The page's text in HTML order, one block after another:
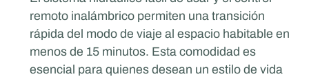
remoto inalámbrico permiten una transición
rápida del modo de viaje al espacio habitable en
menos de 15 minutos. Esta comodidad es
esencial para quienes desean un estilo de vida